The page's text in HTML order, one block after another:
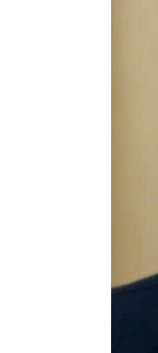
NASTANAK I RASPAD JUGOSLAVIJE